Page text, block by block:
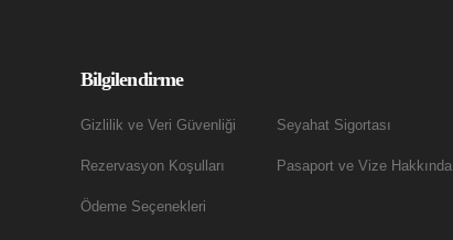
Bilgilendirme
Gizlilik ve Veri Güvenliği
Rezervasyon Koşulları
Ödeme Seçenekleri
Seyahat Sigortası
Pasaport ve Vize Hakkında